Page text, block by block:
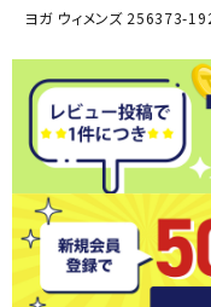
ヨガ ウィメンズ 256373-